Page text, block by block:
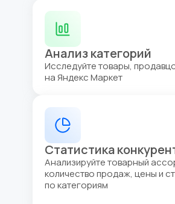
Анализ категорий
Исследуйте товары,
на Яндекс Маркет
Статистика
Анализируйте товарный
количество продаж, цены и
по категориям